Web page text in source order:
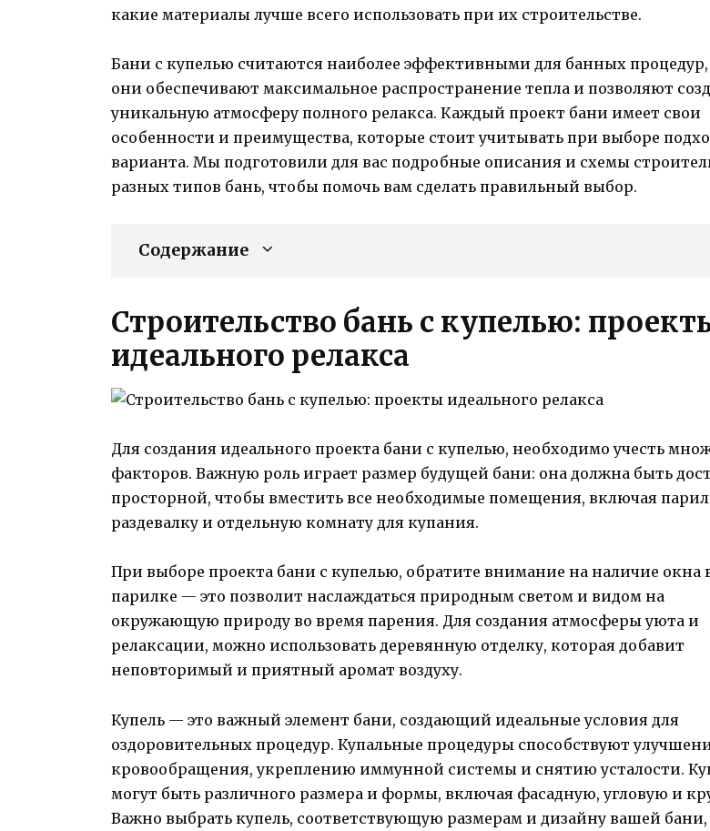
какие материалы лучше всего использовать при их строительстве.
Бани с купелью считаются наиболее эффективными для банных процедур,
они обеспечивают максимальное распространение тепла и позволяют
уникальную атмосферу полного релакса. Каждый проект бани имеет свои
особенности и преимущества, которые стоит учитывать при выборе
варианта. Мы подготовили для вас подробные описания и схемы
разных типов бань, чтобы помочь вам сделать правильный выбор.
Содержание
Строительство бань с купелью:
идеального релакса
Для создания идеального проекта бани с купелью, необходимо учесть
факторов. Важную роль играет размер будущей бани: она должна быть
просторной, чтобы вместить все необходимые помещения, включая
раздевалку и отдельную комнату для купания.
При выборе проекта бани с купелью, обратите внимание на наличие окна
парилке — это позволит наслаждаться природным светом и видом на
окружающую природу во время парения. Для создания атмосферы уюта и
релаксации, можно использовать деревянную отделку, которая добавит
неповторимый и приятный аромат воздуху.
Купель — это важный элемент бани, создающий идеальные условия для
оздоровительных процедур. Купальные процедуры способствуют
кровообращения, укреплению иммунной системы и снятию усталости.
могут быть различного размера и формы, включая фасадную, угловую и
Важно выбрать купель, соответствующую размерам и дизайну вашей бани,